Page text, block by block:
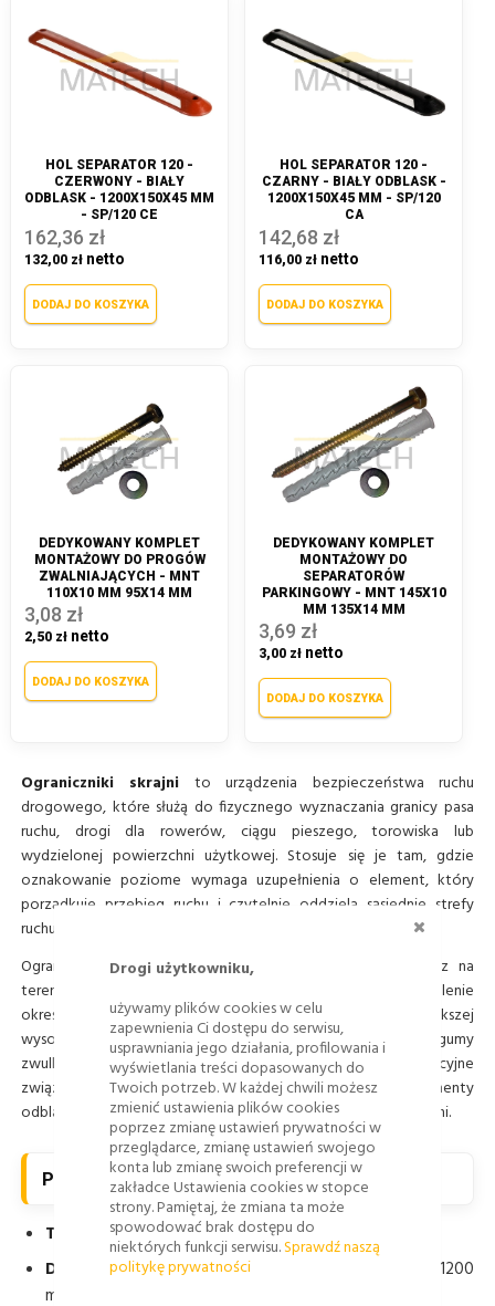
Drogi użytkowniku,
używamy plików cookies w celu
zapewnienia Ci dostępu do serwisu,
usprawniania jego działania, profilowania i
wyświetlania treści dopasowanych do
Twoich potrzeb. W każdej chwili możesz
zmienić ustawienia plików cookies
poprzez zmianę ustawień prywatności w
przeglądarce, zmianę ustawień swojego
konta lub zmianę swoich preferencji w
zakładce Ustawienia cookies w stopce
strony. Pamiętaj, że zmiana ta może
spowodować brak dostępu do
niektórych funkcji serwisu.Sprawdź naszą
politykę prywatności
HOL SEPARATOR 120 -
CZERWONY - BIAŁY
ODBLASK - 1200X150X45 MM
- SP/120 CE
162,36 zł
132,00 zł
DODAJ DO KOSZYKA
HOL SEPARATOR 120 -
CZARNY - BIAŁY ODBLASK -
1200X150X45 MM - SP/120
CA
142,68 zł
116,00 zł
DODAJ DO KOSZYKA
DEDYKOWANY KOMPLET
MONTAŻOWY DO PROGÓW
ZWALNIAJĄCYCH - MNT
110X10 MM 95X14 MM
3,08 zł
2,50 zł
DODAJ DO KOSZYKA
DEDYKOWANY KOMPLET
MONTAŻOWY DO
SEPARATORÓW
PARKINGOWY - MNT 145X10
MM 135X14 MM
3,69 zł
3,00 zł
DODAJ DO KOSZYKA
Ograniczniki skrajni to urządzenia bezpieczeństwa ruchu
drogowego, które służą do fizycznego wyznaczania granicy pasa
ruchu, drogi dla rowerów, ciągu pieszego, torowiska lub
wydzielonej powierzchni użytkowej. Stosuje się je tam, gdzie
oznakowanie poziome wymaga uzupełnienia o element, który
porządkuje przebieg ruchu i czytelnie oddziela sąsiednie strefy
ruchu.
Ograniczniki skrajni stosuje się w przestrzeni miejskiej oraz na
terenach zarządzanych, gdzie konieczne jest trwałe wydzielenie
określonych obszarów ruchu bez stosowania elementów o większej
wysokości lub pełnych separatorów drogowych. Wykonane z gumy
zwulkanizowanej, są odporne na obciążenia eksploatacyjne
związane z ruchem pojazdów i wyposażone w elementy
odblaskowe 3M, które poprawiają widoczność przebiegu skrajni.
Parametry techniczne
Typ urządzenia BRD:ogranicznik skrajni
Dostępne warianty długości:
700 mm, 1000 mm, 1200
mm